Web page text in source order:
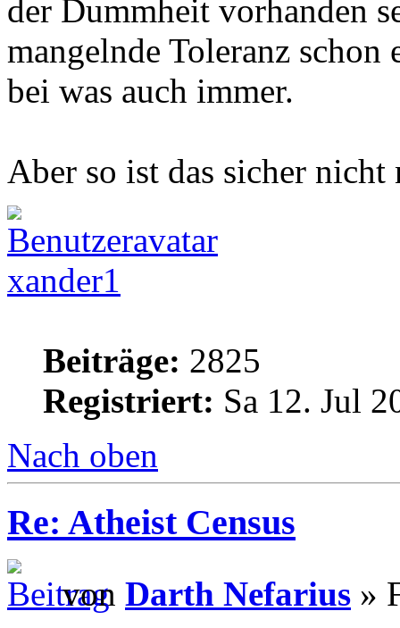
der Dummheit vorhanden
mangelnde Toleranz
bei was auch immer.
Aber so ist das sicher
xander1
Beiträge: 2825
Registriert: Sa 12. Jul
Nach oben
Re: Atheist Census
von Darth Nefarius »